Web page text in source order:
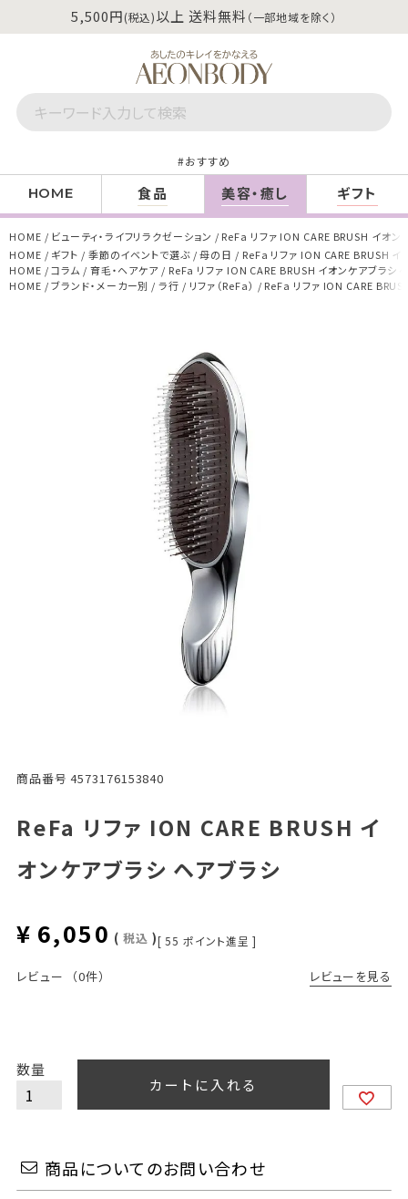
5,500円(税込)以上 送料無料 （一部地域を除く）
おすすめ
HOME 食品 美容・癒し ギフト
HOME ビューティ・ライフリラクゼーション
ReFa リファ ION CARE BRUSH イオン
HOME
ギフト 季節のイベントで選ぶ 母の日
ReFa リファ ION CARE BRUSH イ
HOME
コラム 育毛・ヘアケア
ReFa リファ ION CARE BRUSH イオンケアブラシ
HOME
ブランド・メーカー別 ラ行 リファ（ReFa） ReFa リファ ION CARE
商品番号 4573176153840
ReFa リファ ION CARE BRUSH イ
オンケアブラシ ヘアブラシ
¥ 6,050 税込 [ 55 ポイント進呈 ]
レビュー （0件） レビューを見る
カートに入れる
商品についてのお問い合わせ